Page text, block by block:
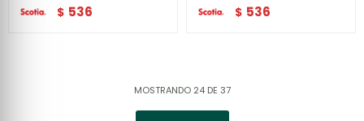
$ 536 $ 536
MOSTRANDO 24DE 37